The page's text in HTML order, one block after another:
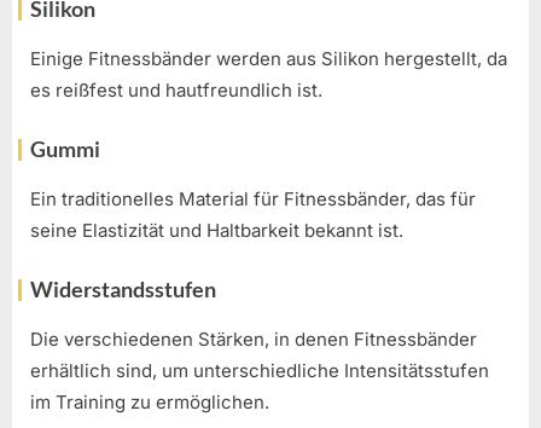
Silikon
Einige Fitnessbänder werden aus Silikon hergestellt, da
es reißfest und hautfreundlich ist.
Gummi
Ein traditionelles Material für Fitnessbänder, das für
seine Elastizität und Haltbarkeit bekannt ist.
Widerstandsstufen
Die verschiedenen Stärken, in denen Fitnessbänder
erhältlich sind, um unterschiedliche Intensitätsstufen
im Training zu ermöglichen.